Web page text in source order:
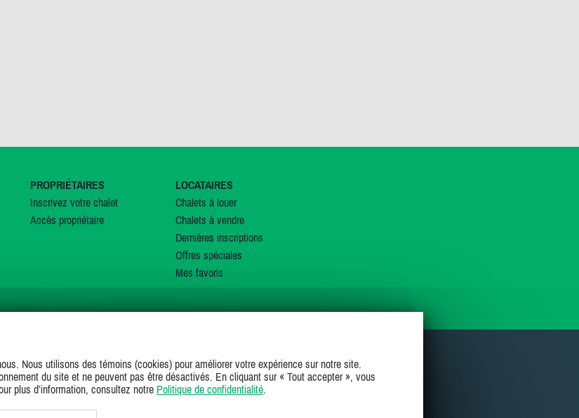
PROPRIÉTAIRES
Inscrivez votre chalet
Accès propriétaire
LOCATAIRES
Chalets à louer
Chalets à vendre
Dernières inscriptions
Offres spéciales
Mes favoris
SUIVEZ-NOUS SUR
Nous utilisons des témoins (cookies) pour améliorer votre expérience sur notre site.
du site et ne peuvent pas être désactivés. En cliquant sur « Tout accepter », vous
plus d’information, consultez notre Politique de confidentialité.